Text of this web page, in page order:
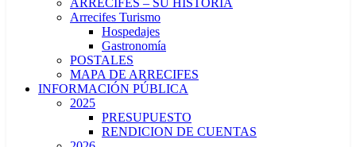
ARRECIFES – SU HISTORIA
Arrecifes Turismo
Hospedajes
Gastronomía
POSTALES
MAPA DE ARRECIFES
INFORMACIÓN PÚBLICA
2025
PRESUPUESTO
RENDICION DE CUENTAS